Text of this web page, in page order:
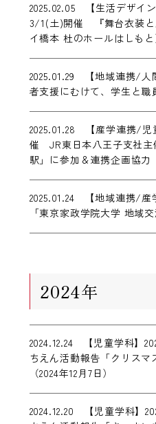
2025.02.05 【生活デザイ
3/1(土)開催 『舞台衣装と
イ橋本 杜のホールはしもと
2025.01.29 【地域連携/人
者支援にむけて、学生と職
2025.01.28 【産学連携/児
催 JR東日本八王子支社主
駅」に参加＆連携企画協力
2025.01.24 【地域連携/産
「東京家政学院大学 地域
2024年
2024.12.24 【児童学科】
ちえん活動報告「クリスマ
（2024年12月7日）
2024.12.20 【児童学科】